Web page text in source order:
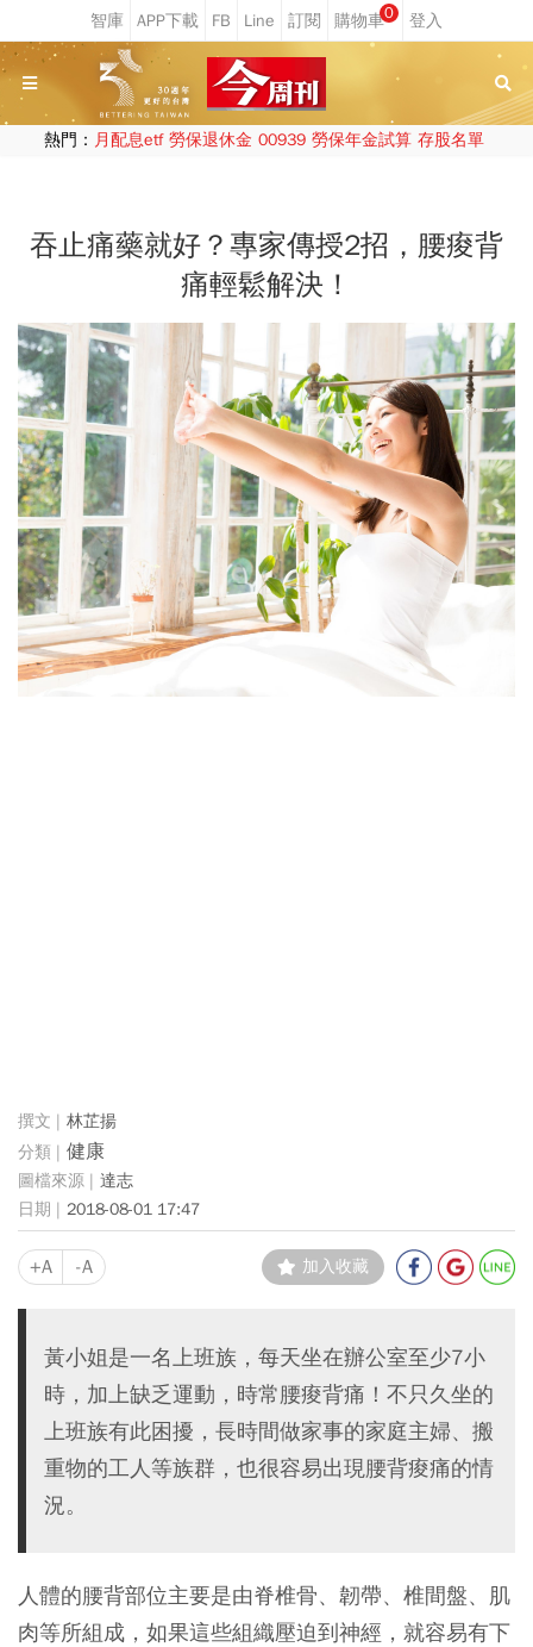
0
熱門： 月配息etf 勞保退休金 00939 勞保年金試算 存股名單
吞止痛藥就好？專家傳授2招，腰痠背
痛輕鬆解決！
林芷揚
健康
達志
2018-08-01 17:47
+A -A 加入收藏
黃小姐是一名上班族，每天坐在辦公室至少7小
時，加上缺乏運動，時常腰痠背痛！不只久坐的
上班族有此困擾，長時間做家事的家庭主婦、搬
重物的工人等族群，也很容易出現腰背痠痛的情
況。
人體的腰背部位主要是由脊椎骨、韌帶、椎間盤、肌
肉等所組成，如果這些組織壓迫到神經，就容易有下